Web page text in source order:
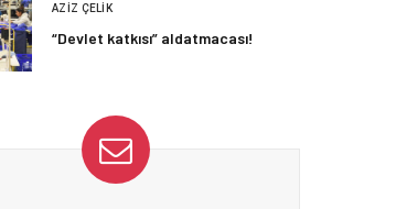
AZIZ ÇELIK
“Devlet katkısı” aldatmacası!